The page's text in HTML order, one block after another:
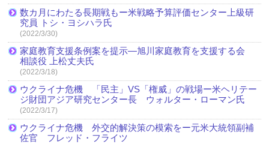
数カ月にわたる長期戦もー米戦略予算評価センター上級研
究員 トシ・ヨシハラ氏
(2022/3/30)
家庭教育支援条例案を提示―旭川家庭教育を支援する会
相談役 上松丈夫氏
(2022/3/18)
ウクライナ危機 「民主」VS「権威」の戦場ー米ヘリテー
ジ財団アジア研究センター長 ウォルター・ローマン氏
(2022/3/17)
ウクライナ危機 外交的解決策の模索をー元米大統領副補
佐官 フレッド・フライツ